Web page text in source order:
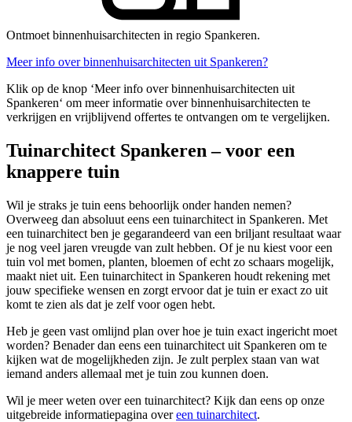
Ontmoet binnenhuisarchitecten in regio Spankeren.
Meer info over binnenhuisarchitecten uit Spankeren?
Klik op de knop ‘Meer info over binnenhuisarchitecten uit
Spankeren‘ om meer informatie over binnenhuisarchitecten te
verkrijgen en vrijblijvend offertes te ontvangen om te vergelijken.
Tuinarchitect Spankeren – voor een
knappere tuin
Wil je straks je tuin eens behoorlijk onder handen nemen?
Overweeg dan absoluut eens een tuinarchitect in Spankeren. Met
een tuinarchitect ben je gegarandeerd van een briljant resultaat waar
je nog veel jaren vreugde van zult hebben. Of je nu kiest voor een
tuin vol met bomen, planten, bloemen of echt zo schaars mogelijk,
maakt niet uit. Een tuinarchitect in Spankeren houdt rekening met
jouw specifieke wensen en zorgt ervoor dat je tuin er exact zo uit
komt te zien als dat je zelf voor ogen hebt.
Heb je geen vast omlijnd plan over hoe je tuin exact ingericht moet
worden? Benader dan eens een tuinarchitect uit Spankeren om te
kijken wat de mogelijkheden zijn. Je zult perplex staan van wat
iemand anders allemaal met je tuin zou kunnen doen.
Wil je meer weten over een tuinarchitect? Kijk dan eens op onze
uitgebreide informatiepagina overeen tuinarchitect.